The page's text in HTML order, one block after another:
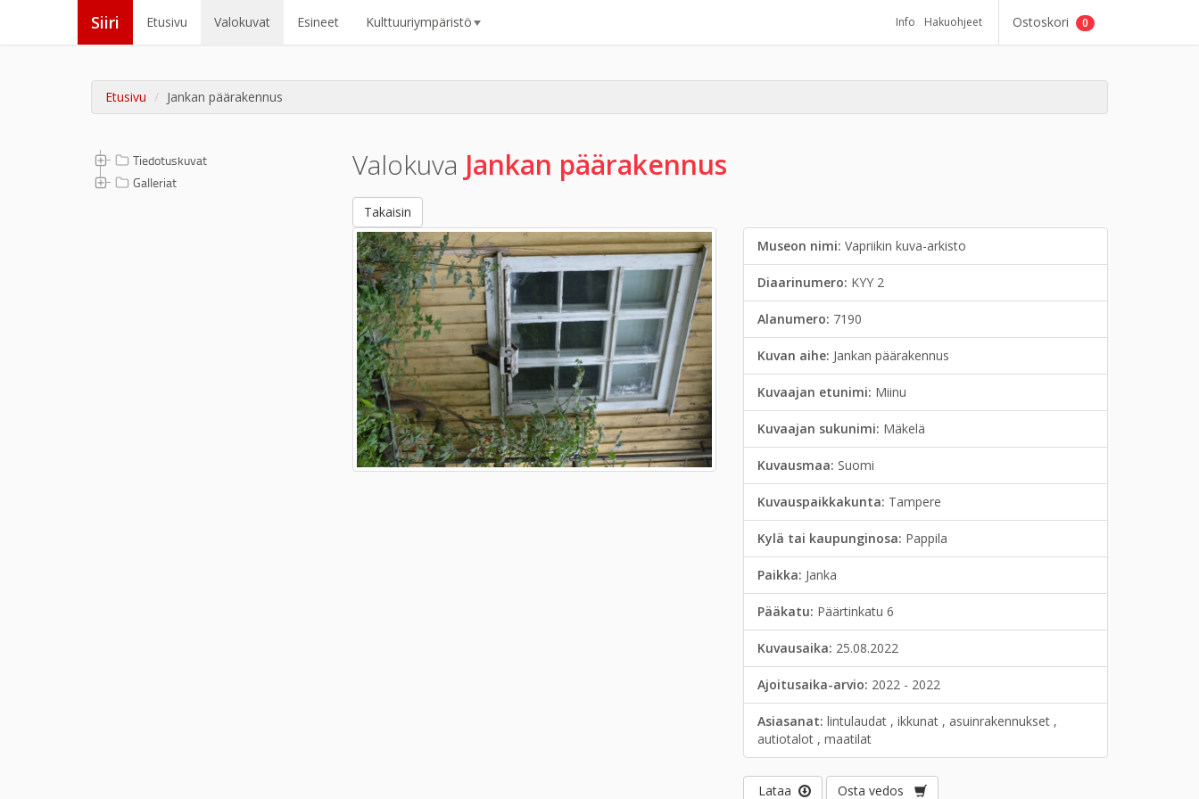
Siiri Etusivu Valokuvat Esineet Kulttuuriympäristö Info Hakuohjeet Ostoskori 0
Etusivu Jankan päärakennus
Tiedotuskuvat
Galleriat
Valokuva Jankan päärakennus
Takaisin
Museon nimi:Vapriikin kuva-arkisto
Diaarinumero: KYY 2
Alanumero: 7190
Kuvan aihe: Jankan päärakennus
Kuvaajan etunimi: Miinu
Kuvaajan sukunimi: Mäkelä
Kuvausmaa: Suomi
Kuvauspaikkakunta: Tampere
Kylä tai kaupunginosa: Pappila
Paikka: Janka
Pääkatu: Päärtinkatu 6
Kuvausaika: 25.08.2022
Ajoitusaika-arvio: 2022 - 2022
Asiasanat:lintulaudat , ikkunat , asuinrakennukset ,
autiotalot , maatilat
Lataa Osta vedos